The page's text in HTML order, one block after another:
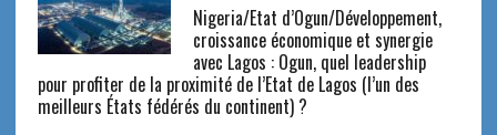
Nigeria/Etat d’Ogun/Développement,
croissance économique et synergie
avec Lagos : Ogun, quel leadership
pour profiter de la proximité de l’Etat de Lagos (l’un des
meilleurs États fédérés du continent) ?